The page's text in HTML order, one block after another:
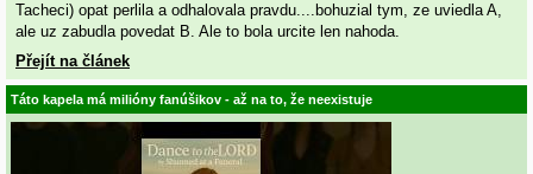
Tacheci) opat perlila a odhalovala pravdu....bohuzial tym, ze uviedla A,
ale uz zabudla povedat B. Ale to bola urcite len nahoda.
Přejít na článek
Táto kapela má milióny fanúšikov - až na to, že neexistuje